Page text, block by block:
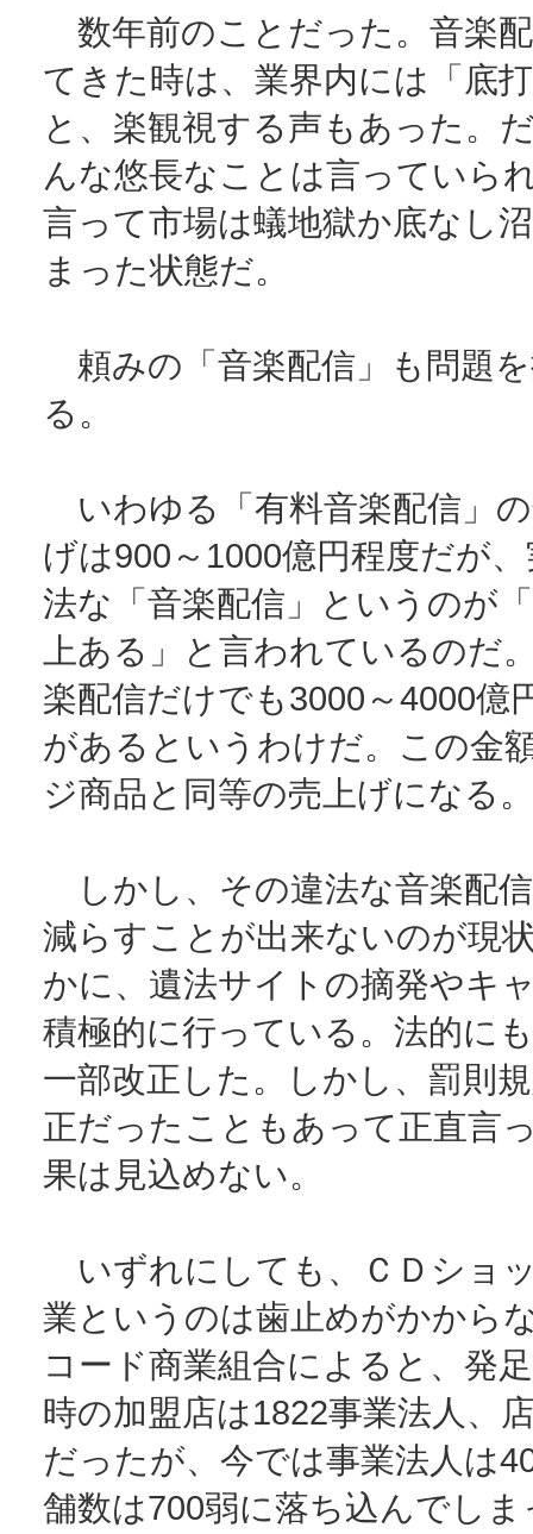
数年前のことだった。音楽
てきた時は、業界内には「底
と、楽観視する声もあった。
んな悠長なことは言っていら
言って市場は蟻地獄か底なし
まった状態だ。
頼みの「音楽配信」も問題
る。
いわゆる「有料音楽配信」
げは900～1000億円程度だが
法な「音楽配信」というのが
上ある」と言われているのだ
楽配信だけでも3000～4000億
があるというわけだ。この金
ジ商品と同等の売上げになる。
しかし、その違法な音楽配
減らすことが出来ないのが現
かに、遺法サイトの摘発やキ
積極的に行っている。法的に
一部改正した。しかし、罰則
正だったこともあって正直言
果は見込めない。
いずれにしても、ＣＤショ
業というのは歯止めがかから
コード商業組合によると、発
時の加盟店は1822事業法人、
だったが、今では事業法人は
舗数は700弱に落ち込んでし